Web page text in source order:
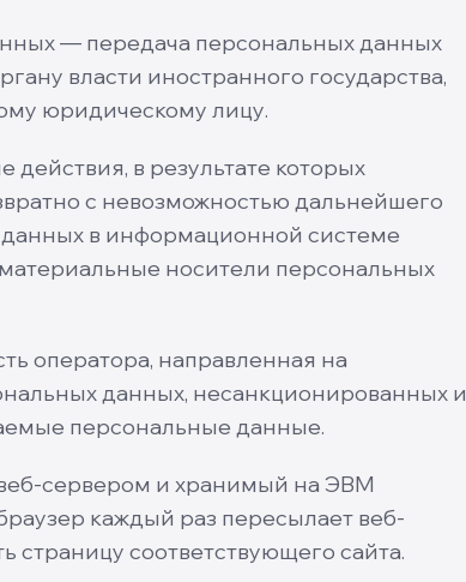
— передача персональных данных
власти иностранного государства,
юридическому лицу.
в результате которых
с невозможностью дальнейшего
в информационной системе
носители персональных
оператора, направленная на
данных, несанкционированных и
персональные данные.
сервером и хранимый на ЭВМ
каждый раз пересылает веб-
страницу соответствующего сайта.